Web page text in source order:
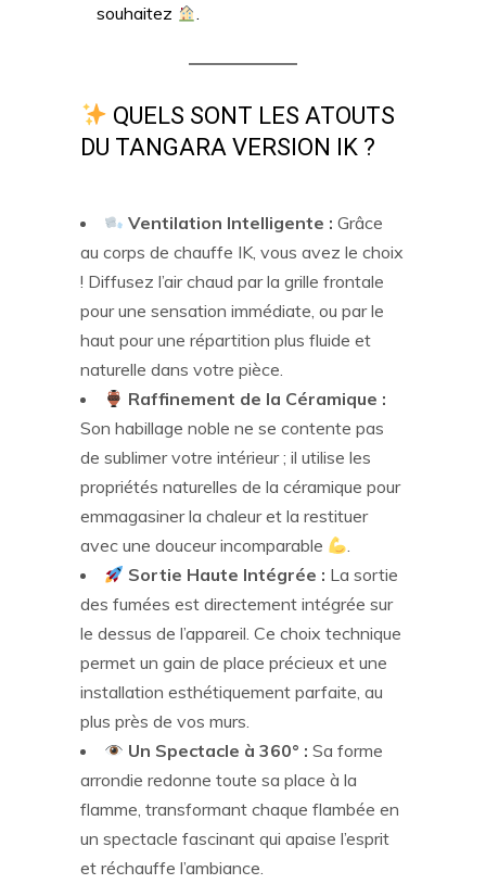
souhaitez
QUELS SONT LES ATOUTS
DU TANGARA VERSION IK ?
Ventilation Intelligente : Grâce
au corps de chauffe IK, vous avez le choix
! Diffusez l’air chaud par la grille frontale
pour une sensation immédiate, ou par le
haut pour une répartition plus fluide et
naturelle dans votre pièce.
Raffinement de la Céramique :
Son habillage noble ne se contente pas
de sublimer votre intérieur ; il utilise les
propriétés naturelles de la céramique pour
emmagasiner la chaleur et la restituer
avec une douceur incomparable
Sortie Haute Intégrée : La sortie
des fumées est directement intégrée sur
le dessus de l’appareil. Ce choix technique
permet un gain de place précieux et une
installation esthétiquement parfaite, au
plus près de vos murs.
Un Spectacle à 360° : Sa forme
arrondie redonne toute sa place à la
flamme, transformant chaque flambée en
un spectacle fascinant qui apaise l’esprit
et réchauffe l’ambiance.